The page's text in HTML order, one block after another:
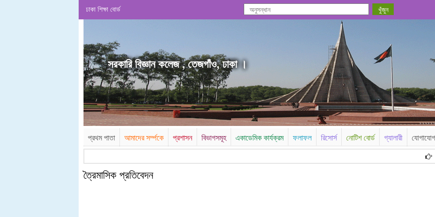
ঢাকা শিক্ষা বোর্ড
.
সরকারি বিজ্ঞান কলেজ , তেজগাঁও, ঢাকা ।
প্রথম পাতা আমাদের সর্ম্পকে প্রশাসন বিভাগসমূহ একাডেমিক কার্যক্রম ফলাফল রিসোর্স নোটিশ বোর্ড গ্যালারী যোগাযোগ
ত্রৈমাসিক প্রতিবেদন